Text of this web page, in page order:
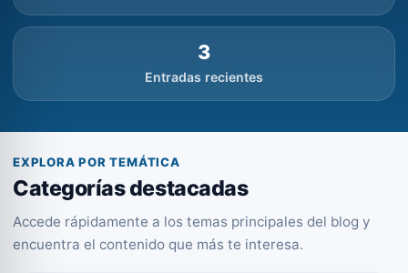
3
Entradas recientes
EXPLORA POR TEMÁTICA
Categorías destacadas
Accede rápidamente a los temas principales del blog y
encuentra el contenido que más te interesa.